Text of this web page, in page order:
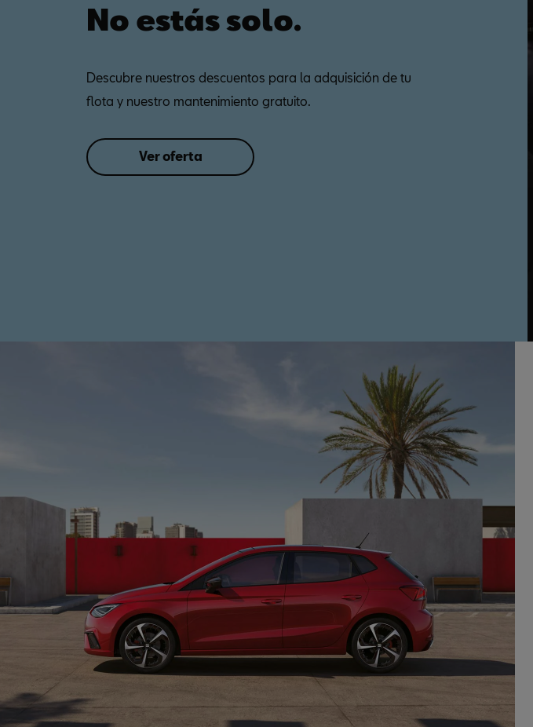
No estás solo.
Descubre nuestros descuentos para la adquisición de tu
flota y nuestro mantenimiento gratuito.
Ver oferta